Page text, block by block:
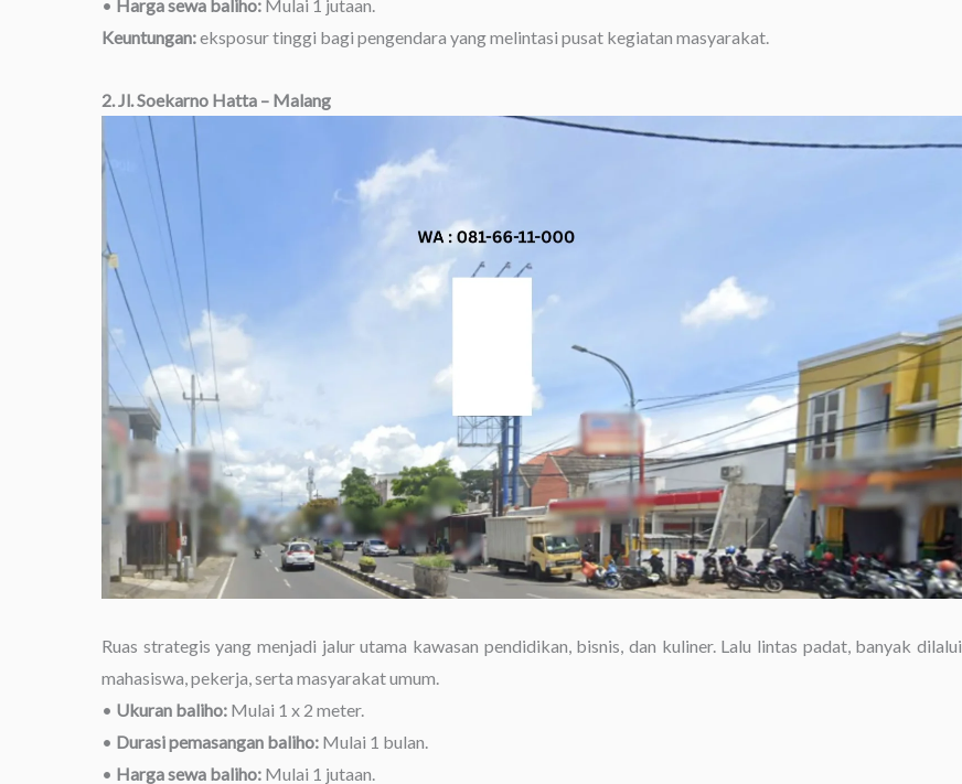
• Harga sewa baliho: Mulai 1 jutaan.
Keuntungan:eksposur tinggi bagi pengendara yang melintasi pusat kegiatan masyarakat.
2. Jl. Soekarno Hatta – Malang
Ruas strategis yang menjadi jalur utama kawasan pendidikan, bisnis, dan kuliner. Lalu lintas padat, banyak dilalui
mahasiswa, pekerja, serta masyarakat umum.
• Ukuran baliho: Mulai 1 x 2 meter.
• Durasi pemasangan baliho: Mulai 1 bulan.
• Harga sewa baliho: Mulai 1 jutaan.